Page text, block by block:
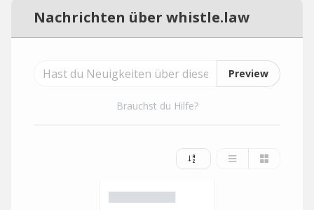
Nachrichten über whistle.law
Preview
Brauchst du Hilfe?